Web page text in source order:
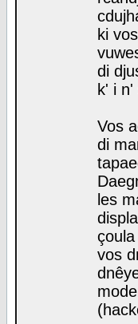
ki
di
k' i
Vos
di
les
vos